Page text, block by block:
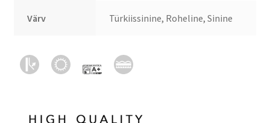
Värv Türkiissinine, Roheline, Sinine